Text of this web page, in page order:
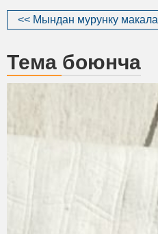
<< Мындан мурунку макала
Тема боюнча